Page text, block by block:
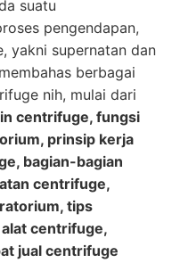
suatu
pengendapan,
yakni supernatan dan
berbagai
nih, mulai dari
centrifuge, fungsi
prinsip kerja
bagian-bagian
centrifuge,
tips
centrifuge,
jual centrifuge